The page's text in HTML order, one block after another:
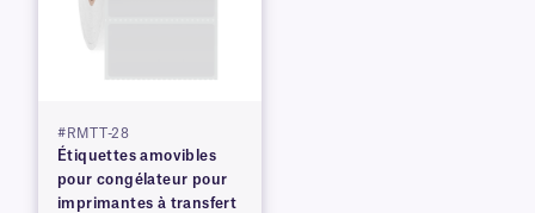
#RMTT-28
Étiquettes amovibles
pour congélateur pour
imprimantes à transfert